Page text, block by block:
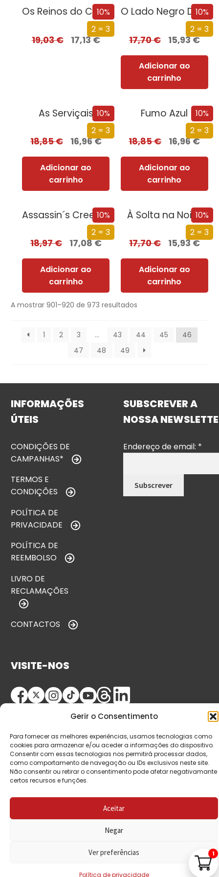
Gerir o Consentimento
Para fornecer as melhores experiências, usamos tecnologias como
cookies para armazenar e/ou aceder a informações do dispositivo.
Consentir com essas tecnologias nos permitirá processar dados,
como comportamento de navegação ou IDs exclusivos neste site.
Não consentir ou retirar o consentimento pode afetar negativamante
certos recursos e funções.
Aceitar
Negar
Ver preferências
Política de privacidade
10%
2 = 3
Os Reinos do Caos
19,03€ 17,13€
10%
2 = 3
O Lado Negro Da Lua
17,70€ 15,93€
Adicionar ao
carrinho
10%
2 = 3
As Serviçais
18,85€ 16,96€
Adicionar ao
carrinho
10%
2 = 3
Fumo Azul
18,85€ 16,96€
Adicionar ao
carrinho
10%
2 = 3
Assassin´s Creed – Cruzada Secreta
18,97€ 17,08€
Adicionar ao
carrinho
10%
2 = 3
À Solta na Noite
17,70€ 15,93€
Adicionar ao
carrinho
A mostrar 901–920 de 973 resultados
1 2 3 … 43 44 45
46
47
48 49
INFORMAÇÕES
ÚTEIS
CONDIÇÕES DE
CAMPANHAS*
TERMOS E
CONDIÇÕES
POLÍTICA DE
PRIVACIDADE
POLÍTICA DE
REEMBOLSO
LIVRO DE
RECLAMAÇÕES
CONTACTOS
SUBSCREVER A
NOSSA
Endereço de email: *
VISITE-NOS
© Copyright 2026 Saída de Emergência. Todos os
direitos reservados.
1